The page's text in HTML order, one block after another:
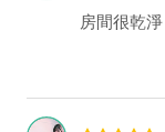
房間很乾